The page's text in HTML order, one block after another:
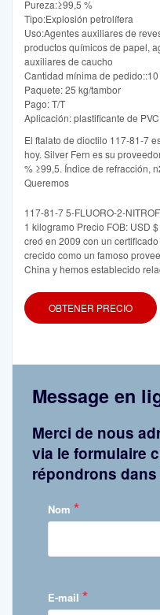
Pureza:≥99,5 %
Tipo:Explosión petrolífera
Uso:Agentes auxiliares de
productos químicos de papel,
auxiliares de caucho
Cantidad mínima de
Paquete: 25 kg/tambor
Pago: T/T
Aplicación: plastificante de PVC
El ftalato de dioctilo 117-81-7
hoy. Silver Fern es su
% ≥99,5. Índice de refracción,
Queremos
117-81-7 5-FLUORO-2-
1 kilogramo Precio FOB: USD
creó en 2009 con un
crecido como un famoso
China y hemos establecido
OBTENER PRECIO
Message en
Merci de nous
via le formulaire
répondrons
Nom *
E-mail *